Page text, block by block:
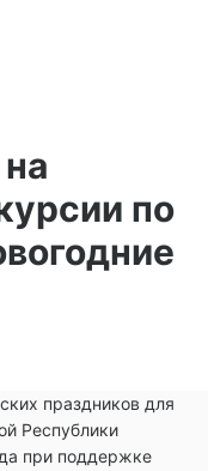
по
праздников для
Республики
при поддержке